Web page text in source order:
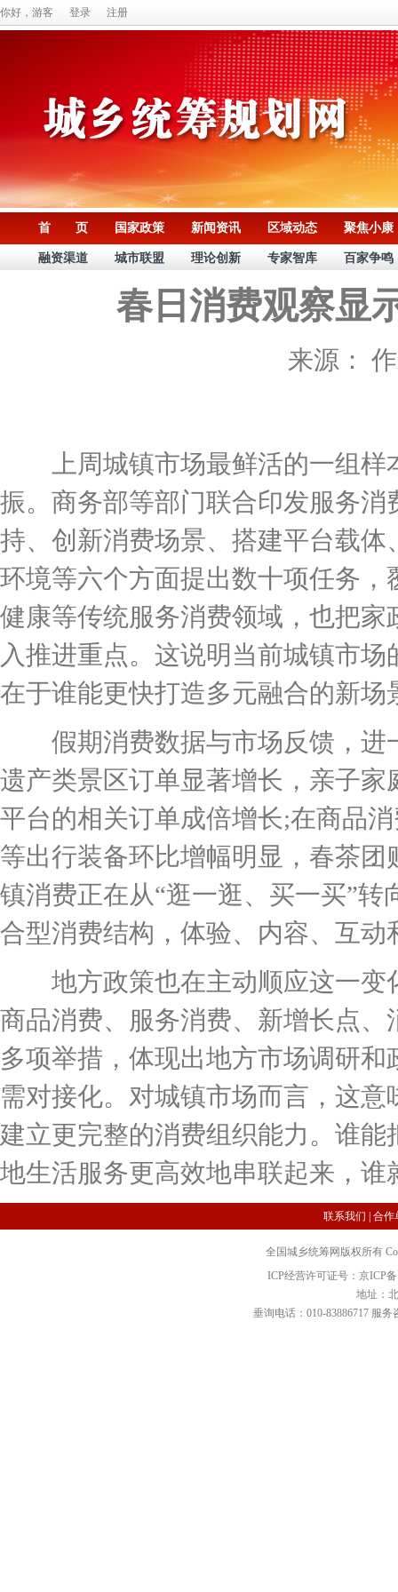
你好，游客 登录 注册
首 页 国家政策 新闻资讯 区域动态 聚焦小康
融资渠道 城市联盟 理论创新 专家智库 百家争鸣
春日消费观察显
来源：
上周城镇市场最鲜活的一组样
振。商务部等部门联合印发服务
持、创新消费场景、搭建平台载
环境等六个方面提出数十项任务
健康等传统服务消费领域，也把
入推进重点。这说明当前城镇市
在于谁能更快打造多元融合的新场
假期消费数据与市场反馈，进
遗产类景区订单显著增长，亲子
平台的相关订单成倍增长;在商品
等出行装备环比增幅明显，春茶
镇消费正在从“逛一逛、买一买”
合型消费结构，体验、内容、互
地方政策也在主动顺应这一变
商品消费、服务消费、新增长点
多项举措，体现出地方市场调研
需对接化。对城镇市场而言，这
建立更完整的消费组织能力。谁
地生活服务更高效地串联起来，
联系我们 合作
全国城乡统筹网版权所有
ICP经营许可证号：京ICP备
地址：
垂询电话：010-83886717 服务